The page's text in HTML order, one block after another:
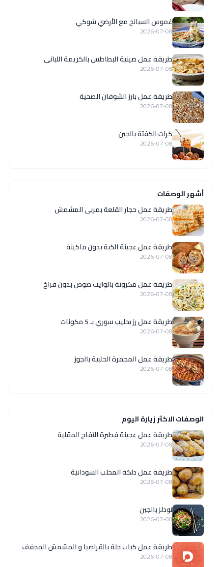
غموس السبانخ مع الأرضي شوكي
2026-07-08
طريقة عمل صينية البطاطس بالكريمة اللبانى
2026-07-08
طريقة عمل بارز الشوفان الصحية
2026-07-08
كرات الكفتة بالجبن
2026-07-08
أشهر الوصفات
طريقة عمل حجار القلعة بمربى المشمش
2026-07-08
طريقة عمل عجينة الكبة بدون ماكينة
2026-07-08
طريقة عمل مكرونة بالوايت صوص بدون فراخ
2026-07-08
طريقة عمل رز بحليب سوري بـ 5 مكونات
2026-07-08
طريقة عمل المحمرة الحلبية بالجوز
2026-07-08
الوصفات الاكثر زيارة اليوم
طريقة عمل عجينة فطيرة التفاح المقلية
2026-07-08
طريقة عمل دلكة المحلب السودانية
2026-07-08
نودلز بالجبن
2026-07-08
طريقة عمل كباب حلة بالقراصيا و المشمش المجفف
2026-07-08